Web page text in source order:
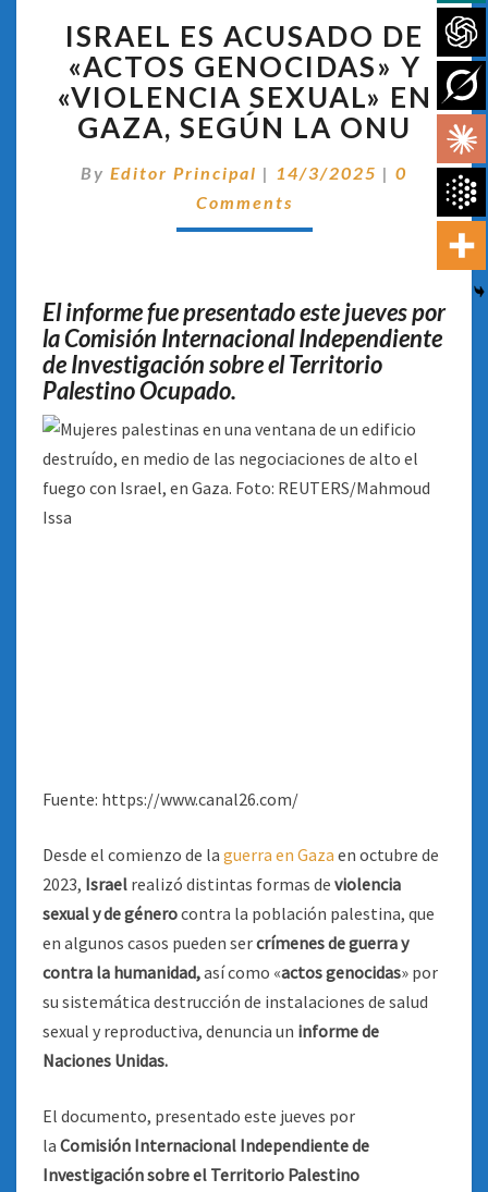
ES
ACUSADO
DE
«ACTOS
GENOCIDAS»
«VIOLENCIA
SEXUAL»
EN
ONU
ISRAEL ES ACUSADO DE
«ACTOS GENOCIDAS» Y
«VIOLENCIA SEXUAL» EN
GAZA, SEGÚN LA ONU
By Editor Principal | 14/3/2025 | 0
Comments
El informe fue presentado este jueves por
la Comisión Internacional Independiente
de Investigación sobre el Territorio
Palestino Ocupado.
Fuente: https://www.canal26.com/
Desde el comienzo de la guerra en Gaza en octubre de
2023, Israel realizó distintas formas de violencia
sexual y de génerocontra la población palestina, que
en algunos casos pueden sercrímenes de guerra y
contra la humanidad,así como «actos genocidas» por
su sistemática destrucción de instalaciones de salud
sexual y reproductiva, denuncia un informe de
Naciones Unidas.
El documento, presentado este jueves por
la Comisión Internacional Independiente de
Investigación sobre el Territorio Palestino